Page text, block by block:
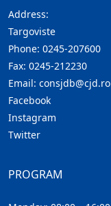
Address:
Targoviste
Phone: 0245-207600
Fax: 0245-212230
Email: consjdb@cjd.ro
Facebook
Instagram
Twitter
PROGRAM